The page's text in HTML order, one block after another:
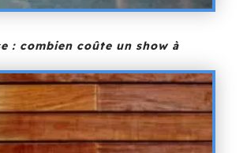
: combien coûte un show à